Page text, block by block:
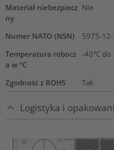
Materiał niebezpiecz
ny
Nie
Numer NATO (NSN)
5975-
Temperatura robocz
a w °C
-40°C do
Zgodność z ROHS Tak
Logistyka i